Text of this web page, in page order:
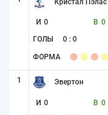
И 0 В 0
ГОЛЫ 0 : 0
ФОРМА
1 Эвертон
И 0 В 0